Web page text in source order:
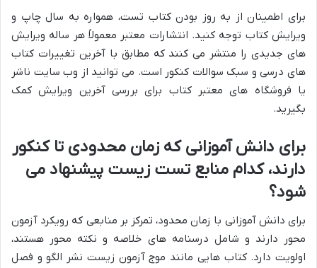
برای اطمینان از به روز بودن کتاب تست، همواره به سال چاپ و
ویرایش کتاب توجه کنید. انتشارات معتبر معمولاً هر ساله ویرایش
های جدیدی را منتشر می کنند که مطابق با آخرین تغییرات کتاب
های درسی و سبک سوالات کنکور است. می توانید از وب سایت ناشر
یا فروشگاه های معتبر کتاب برای بررسی آخرین ویرایش کمک
بگیرید.
برای دانش آموزانی که زمان محدودی تا کنکور
دارند، کدام منابع تست زیست پیشنهاد می
شود؟
برای دانش آموزانی با زمان محدود، تمرکز بر منابعی که رویکرد آزمون
محور دارند و شامل درسنامه های خلاصه و نکته محور هستند،
اولویت دارد. کتاب هایی مانند موج آزمون زیست نشر الگو و فصل